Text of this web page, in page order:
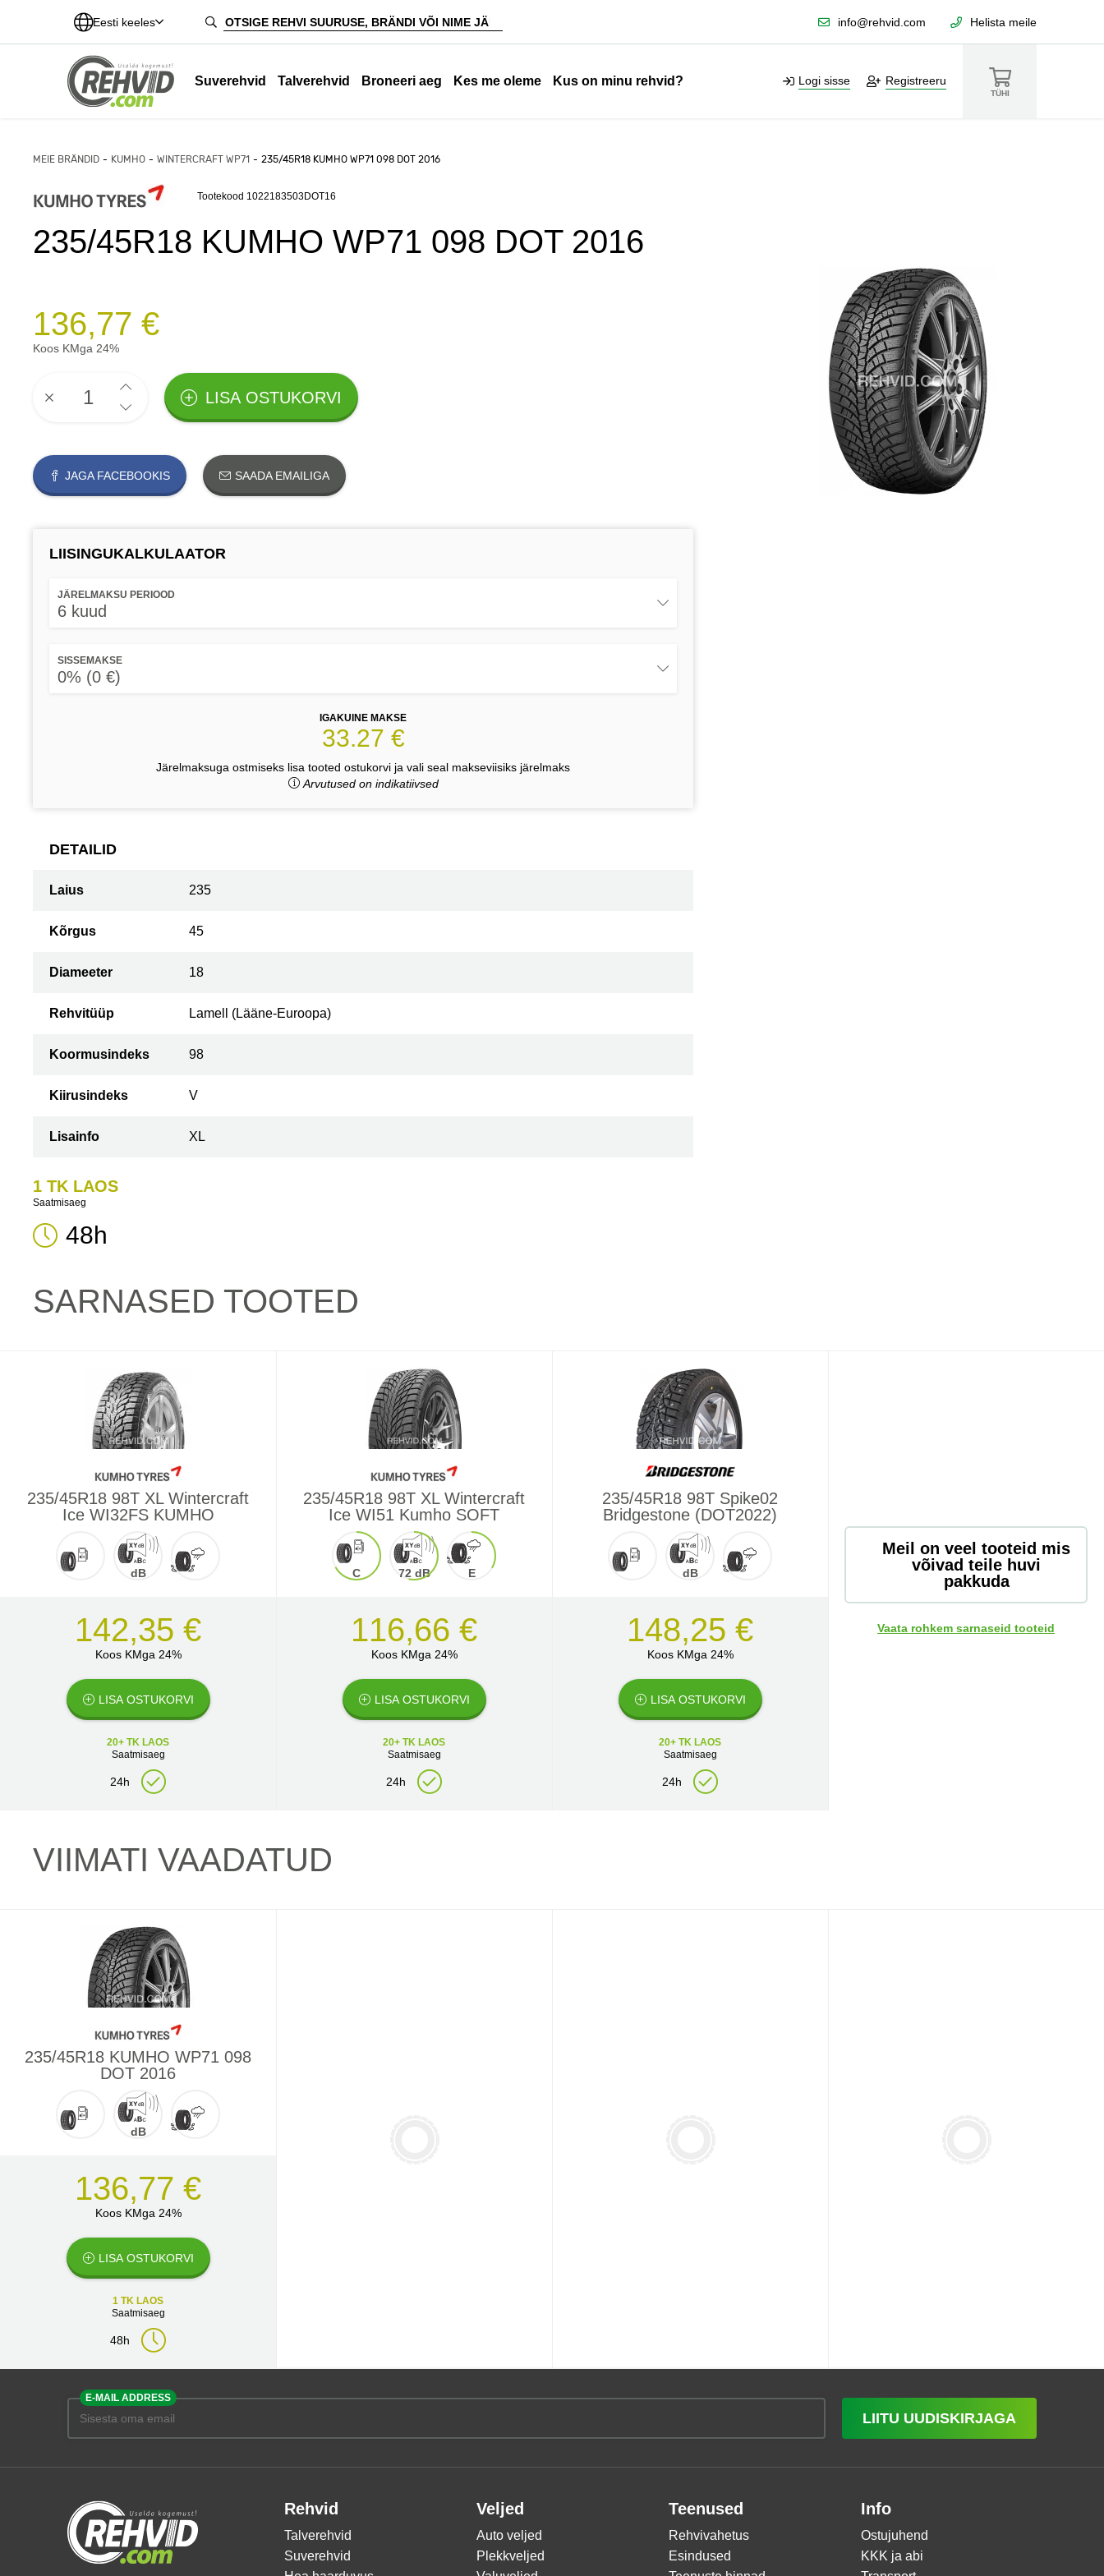
Eesti keeles info@rehvid.com Helista meile
Suverehvid Talverehvid Broneeri aeg Kes me oleme Kus on minu rehvid? Logi sisse Registreeru
TÜHI
MEIE BRÄNDID KUMHO WINTERCRAFT WP71 235/45R18 KUMHO WP71 098 DOT 2016
Tootekood 1022183503DOT16
235/45R18 KUMHO WP71 098 DOT 2016
136,77 €
Koos KMga 24%
LISA OSTUKORVI
JAGA FACEBOOKIS SAADA EMAILIGA
LIISINGUKALKULAATOR
JÄRELMAKSU PERIOOD
6 kuud
SISSEMAKSE
0% (0 €)
IGAKUINE MAKSE
33.27 €
Järelmaksuga ostmiseks lisa tooted ostukorvi ja vali seal makseviisiks järelmaks
Arvutused on indikatiivsed
DETAILID
Laius 235
Kõrgus 45
Diameeter 18
Rehvitüüp Lamell (Lääne-Euroopa)
Koormusindeks 98
Kiirusindeks V
Lisainfo XL
1 TK LAOS
Saatmisaeg
48h
SARNASED TOOTED
235/45R18 98T XL Wintercraft
Ice WI32FS KUMHO
dB
142,35 €
Koos KMga 24%
LISA OSTUKORVI
20+ TK LAOS
Saatmisaeg
24h
235/45R18 98T XL Wintercraft
Ice WI51 Kumho SOFT
C 72 dB E
116,66 €
Koos KMga 24%
LISA OSTUKORVI
20+ TK LAOS
Saatmisaeg
24h
235/45R18 98T Spike02
Bridgestone (DOT2022)
dB
148,25 €
Koos KMga 24%
LISA OSTUKORVI
20+ TK LAOS
Saatmisaeg
24h
Meil on veel tooteid mis
võivad teile huvi
pakkuda
Vaata rohkem sarnaseid tooteid
VIIMATI VAADATUD
235/45R18 KUMHO WP71 098
DOT 2016
dB
136,77 €
Koos KMga 24%
LISA OSTUKORVI
1 TK LAOS
Saatmisaeg
48h
E-MAIL ADDRESS
LIITU UUDISKIRJAGA
Rehvid
Talverehvid
Suverehvid
Veljed
Auto veljed
Plekkveljed
Teenused
Rehvivahetus
Esindused
Info
Ostujuhend
KKK ja abi